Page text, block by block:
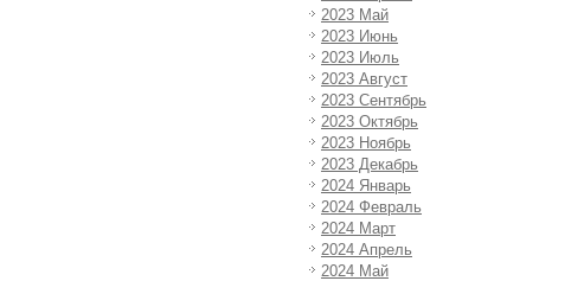
2023 Май
2023 Июнь
2023 Июль
2023 Август
2023 Сентябрь
2023 Октябрь
2023 Ноябрь
2023 Декабрь
2024 Январь
2024 Февраль
2024 Март
2024 Апрель
2024 Май